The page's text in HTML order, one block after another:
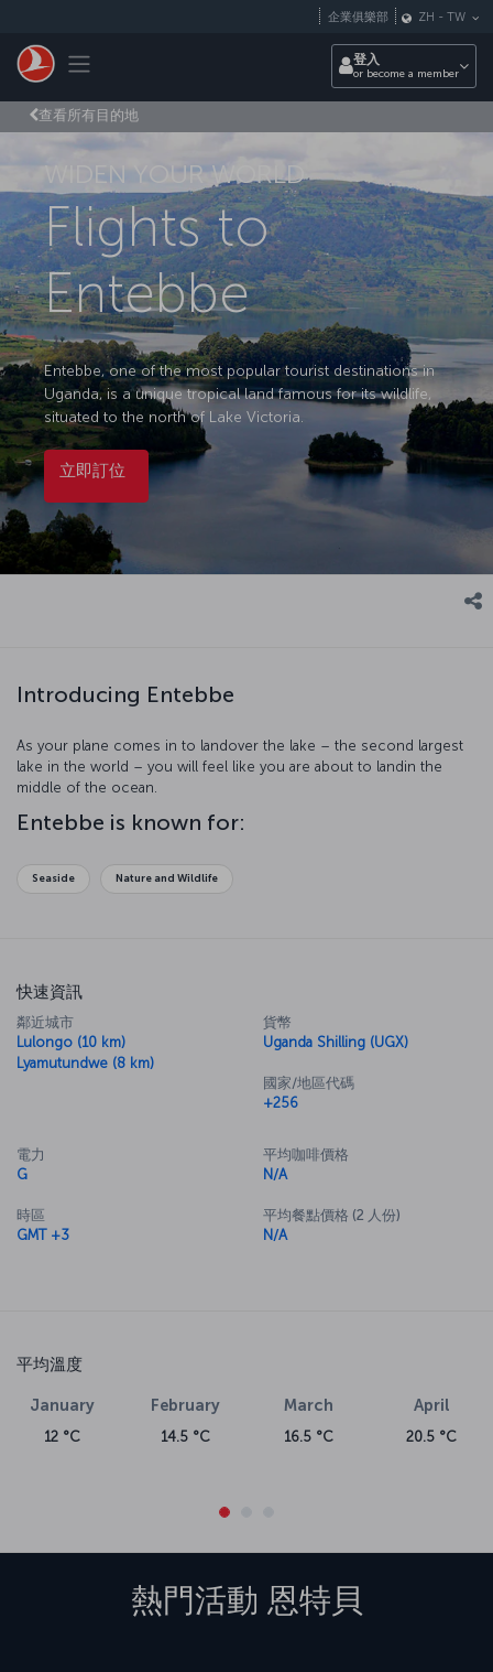
Toggle navigation
企業俱樂部 ZH - TW
登入
or become a member
查看所有目的地
WIDEN YOUR WORLD
Flights to
Entebbe
Entebbe, one of the most popular tourist destinations in
Uganda, is a unique tropical land famous for its wildlife,
situated to the north of Lake Victoria.
立即訂位
Introducing Entebbe
As your plane comes in to landover the lake – the second largest
lake in the world – you will feel like you are about to landin the
middle of the ocean.
Entebbe is known for:
Seaside Nature and Wildlife
快速資訊
鄰近城市
Lulongo (10 km)
Lyamutundwe (8 km)
貨幣
Uganda Shilling (UGX)
國家/地區代碼
+256
電力
G
時區
GMT +3
平均咖啡價格
N/A
平均餐點價格 (2 人份)
N/A
平均溫度
January
12 °C
February
14.5 °C
March
16.5 °C
April
20.5 °C
熱門活動 恩特貝